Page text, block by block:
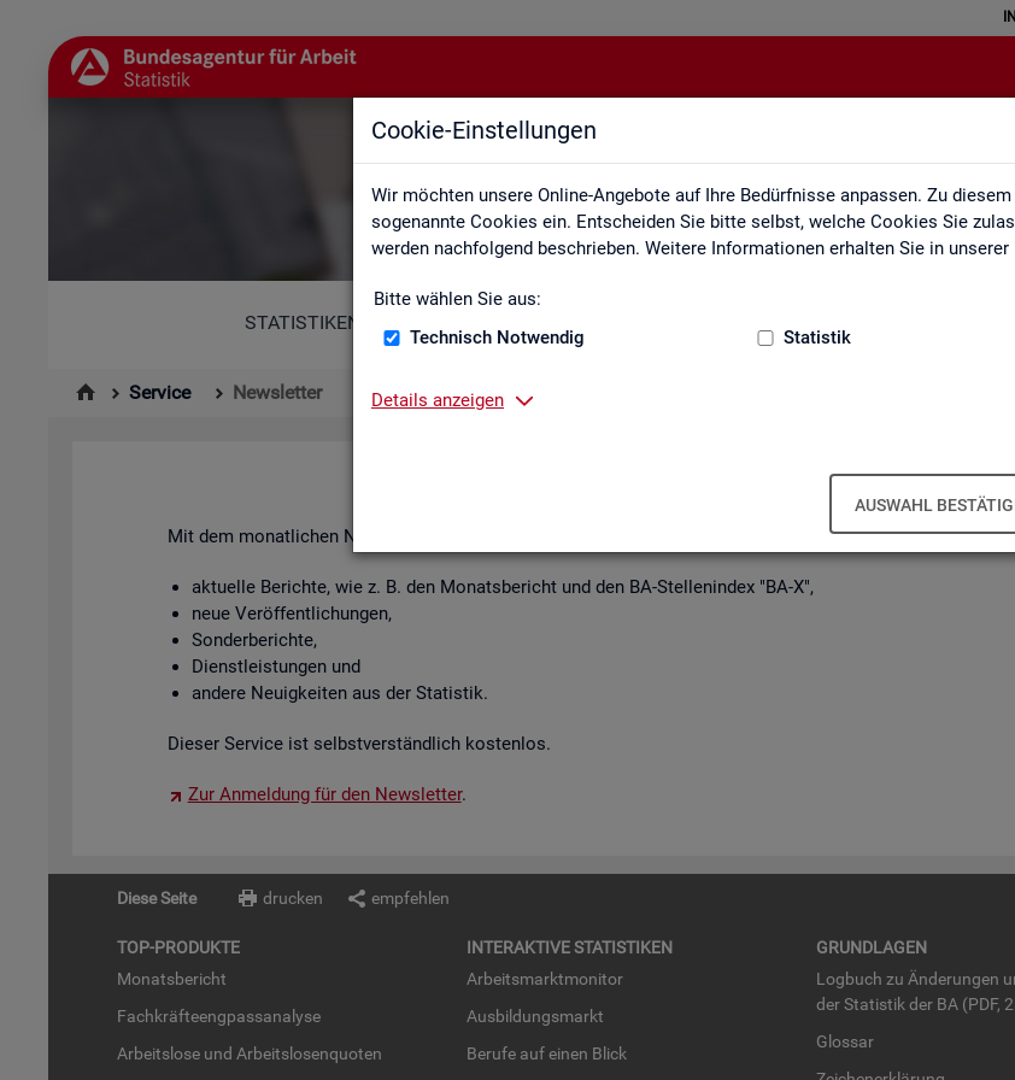
Cookie-Einstellungen
Wir möchten unsere Online-Angebote auf Ihre Bedürfnisse anpassen. Zu
sogenannte Cookies ein. Entscheiden Sie bitte selbst, welche Cookies Sie
werden nachfolgend beschrieben. Weitere Informationen erhalten Sie in unserer
Bitte wählen Sie aus:
Technisch Notwendig
Statistik
Details anzeigen
AUSWAHL
Newsletter
STATISTIKEN
Service Newsletter
News­let­ter Sta­tis­tik und
Mit dem mo­nat­li­chen News­let­ter in­for­mie­ren wir Sie über ver­schie­de­ne The­men und ak­tu­el­le
ak­tu­el­le Be­rich­te, wie z. B. den Mo­nats­be­richt und den BA-Stel­len­in­dex "BA-X",
neue Ver­öf­fent­li­chun­gen,
Son­der­be­rich­te,
Dienst­leis­tun­gen und
an­de­re Neu­ig­kei­ten aus der Sta­tis­tik.
Die­ser Ser­vice ist selbst­ver­ständ­lich kos­ten­los.
Zur An­mel­dung für den News­let­ter.
Diese Seite drucken empfehlen
TOP-PRO­DUK­TE
Mo­nats­be­richt
Fach­kräf­te­eng­pass­ana­ly­se
Ar­beits­lo­se und Ar­beits­lo­sen­quo­ten
IN­TER­AK­TI­VE STA­TIS­TI­KEN
Ar­beits­markt­mo­ni­tor
Aus­bil­dungs­markt
Be­ru­fe auf einen Blick
GRUND­LA­GEN
Log­buch zu Än­de­run­gen
der Sta­tis­tik der BA (PDF,
Glos­sar